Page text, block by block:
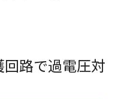
路で過電圧対